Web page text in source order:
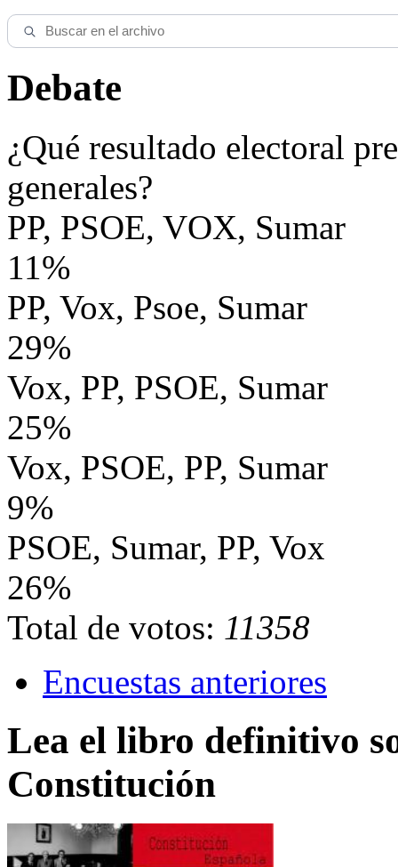
Debate
¿Qué resultado electoral
generales?
PP, PSOE, VOX, Sumar
11%
PP, Vox, Psoe, Sumar
29%
Vox, PP, PSOE, Sumar
25%
Vox, PSOE, PP, Sumar
9%
PSOE, Sumar, PP, Vox
26%
Total de votos: 11358
Encuestas anteriores
Lea el libro definitivo
Constitución